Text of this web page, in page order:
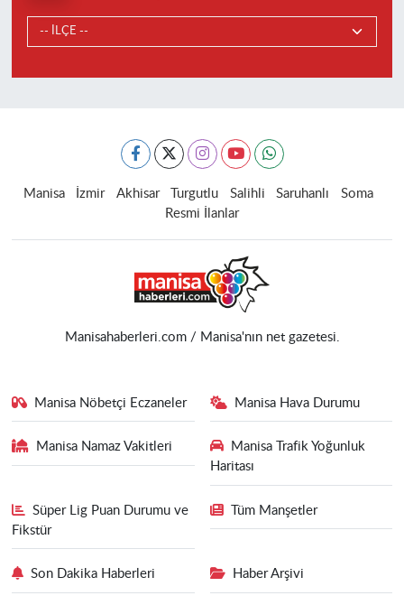
Manisa İzmir Akhisar Turgutlu Salihli Saruhanlı
Soma
Resmi İlanlar
Manisahaberleri.com / Manisa'nın net gazetesi.
Manisa Nöbetçi Eczaneler Manisa Hava Durumu
Manisa Namaz Vakitleri
Manisa Trafik Yoğunluk
Haritası
Süper Lig Puan Durumu ve
Fikstür
Tüm Manşetler
Son Dakika Haberleri Haber Arşivi